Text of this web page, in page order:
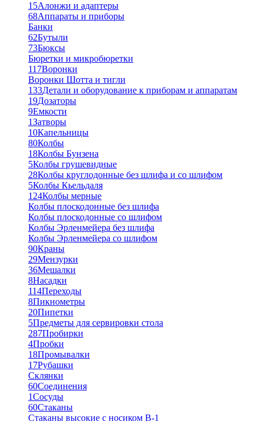
15Алонжи и адаптеры
68Аппараты и приборы
Банки
62Бутыли
73Бюксы
Бюретки и микробюретки
117Воронки
Воронки Шотта и тигли
133Детали и оборудование к приборам и аппаратам
19Дозаторы
9Емкости
1Затворы
10Капельницы
80Колбы
18Колбы Бунзена
5Колбы грушевидные
28Колбы круглодонные без шлифа и со шлифом
5Колбы Кьельдаля
124Колбы мерные
Колбы плоскодонные без шлифа
Колбы плоскодонные со шлифом
Колбы Эрленмейера без шлифа
Колбы Эрленмейера со шлифом
90Краны
29Мензурки
36Мешалки
8Насадки
114Переходы
8Пикнометры
20Пипетки
5Предметы для сервировки стола
287Пробирки
4Пробки
18Промывалки
17Рубашки
Склянки
60Соединения
1Сосуды
60Стаканы
Стаканы высокие с носиком В-1